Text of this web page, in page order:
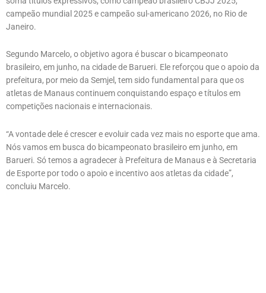
campeão mundial 2025 e campeão sul-americano 2026, no Rio de
Janeiro.
Segundo Marcelo, o objetivo agora é buscar o bicampeonato
brasileiro, em junho, na cidade de Barueri. Ele reforçou que o apoio da
prefeitura, por meio da Semjel, tem sido fundamental para que os
atletas de Manaus continuem conquistando espaço e títulos em
competições nacionais e internacionais.
“A vontade dele é crescer e evoluir cada vez mais no esporte que ama.
Nós vamos em busca do bicampeonato brasileiro em junho, em
Barueri. Só temos a agradecer à Prefeitura de Manaus e à Secretaria
de Esporte por todo o apoio e incentivo aos atletas da cidade”,
concluiu Marcelo.